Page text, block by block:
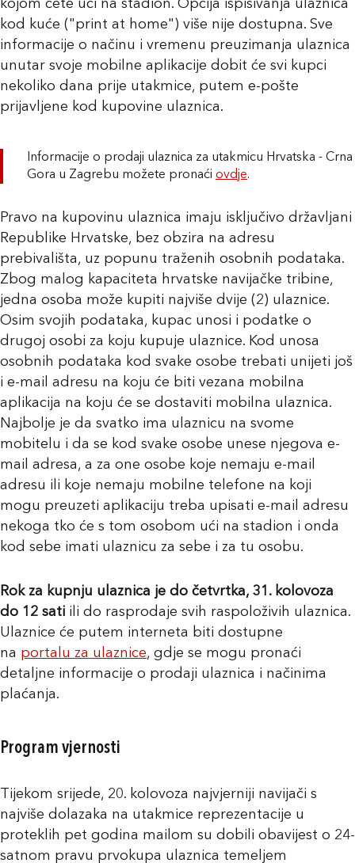
kojom ćete ući na stadion. Opcija ispisivanja ulaznica
kod kuće ("print at home") više nije dostupna. Sve
informacije o načinu i vremenu preuzimanja ulaznica
unutar svoje mobilne aplikacije dobit će svi kupci
nekoliko dana prije utakmice, putem e-pošte
prijavljene kod kupovine ulaznica.
Informacije o prodaji ulaznica za utakmicu Hrvatska - Crna
Gora u Zagrebu možete pronaći ovdje.
Pravo na kupovinu ulaznica imaju isključivo državljani
Republike Hrvatske, bez obzira na adresu
prebivališta, uz popunu traženih osobnih podataka.
Zbog malog kapaciteta hrvatske navijačke tribine,
jedna osoba može kupiti najviše dvije (2) ulaznice.
Osim svojih podataka, kupac unosi i podatke o
drugoj osobi za koju kupuje ulaznice. Kod unosa
osobnih podataka kod svake osobe trebati unijeti još
i e-mail adresu na koju će biti vezana mobilna
aplikacija na koju će se dostaviti mobilna ulaznica.
Najbolje je da svatko ima ulaznicu na svome
mobitelu i da se kod svake osobe unese njegova e-
mail adresa, a za one osobe koje nemaju e-mail
adresu ili koje nemaju mobilne telefone na koji
mogu preuzeti aplikaciju treba upisati e-mail adresu
nekoga tko će s tom osobom ući na stadion i onda
kod sebe imati ulaznicu za sebe i za tu osobu.
Rok za kupnju ulaznica je do četvrtka, 31. kolovoza
do 12 sati ili do rasprodaje svih raspoloživih ulaznica.
Ulaznice će putem interneta biti dostupne
na portalu za ulaznice, gdje se mogu pronaći
detaljne informacije o prodaji ulaznica i načinima
plaćanja.
Program vjernosti
Tijekom srijede, 20. kolovoza najvjerniji navijači s
najviše dolazaka na utakmice reprezentacije u
proteklih pet godina mailom su dobili obavijest o 24-
satnom pravu prvokupa ulaznica temeljem